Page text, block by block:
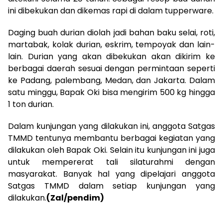
ini dibekukan dan dikemas rapi di dalam tupperware.
Daging buah durian diolah jadi bahan baku selai, roti,
martabak, kolak durian, eskrim, tempoyak dan lain-
lain. Durian yang akan dibekukan akan dikirim ke
berbagai daerah sesuai dengan permintaan seperti
ke Padang, palembang, Medan, dan Jakarta. Dalam
satu minggu, Bapak Oki bisa mengirim 500 kg hingga
1 ton durian.
Dalam kunjungan yang dilakukan ini, anggota Satgas
TMMD tentunya membantu berbagai kegiatan yang
dilakukan oleh Bapak Oki. Selain itu kunjungan ini juga
untuk mempererat tali silaturahmi dengan
masyarakat. Banyak hal yang dipelajari anggota
Satgas TMMD dalam setiap kunjungan yang
dilakukan.(Zal/pendim)